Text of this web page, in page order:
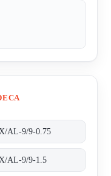
AL-9/9-0.75
AL-9/9-1.5